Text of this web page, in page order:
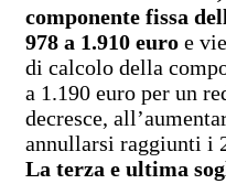
componente fissa
978 a 1.910 euro e
di calcolo della
a 1.190 euro per un
decresce,
annullarsi raggiunti i
La terza e ultima